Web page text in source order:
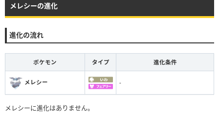
メレシーの進化
進化の流れ
ポケモン タイプ 進化条件
メレシー -
メレシーに進化はありません。